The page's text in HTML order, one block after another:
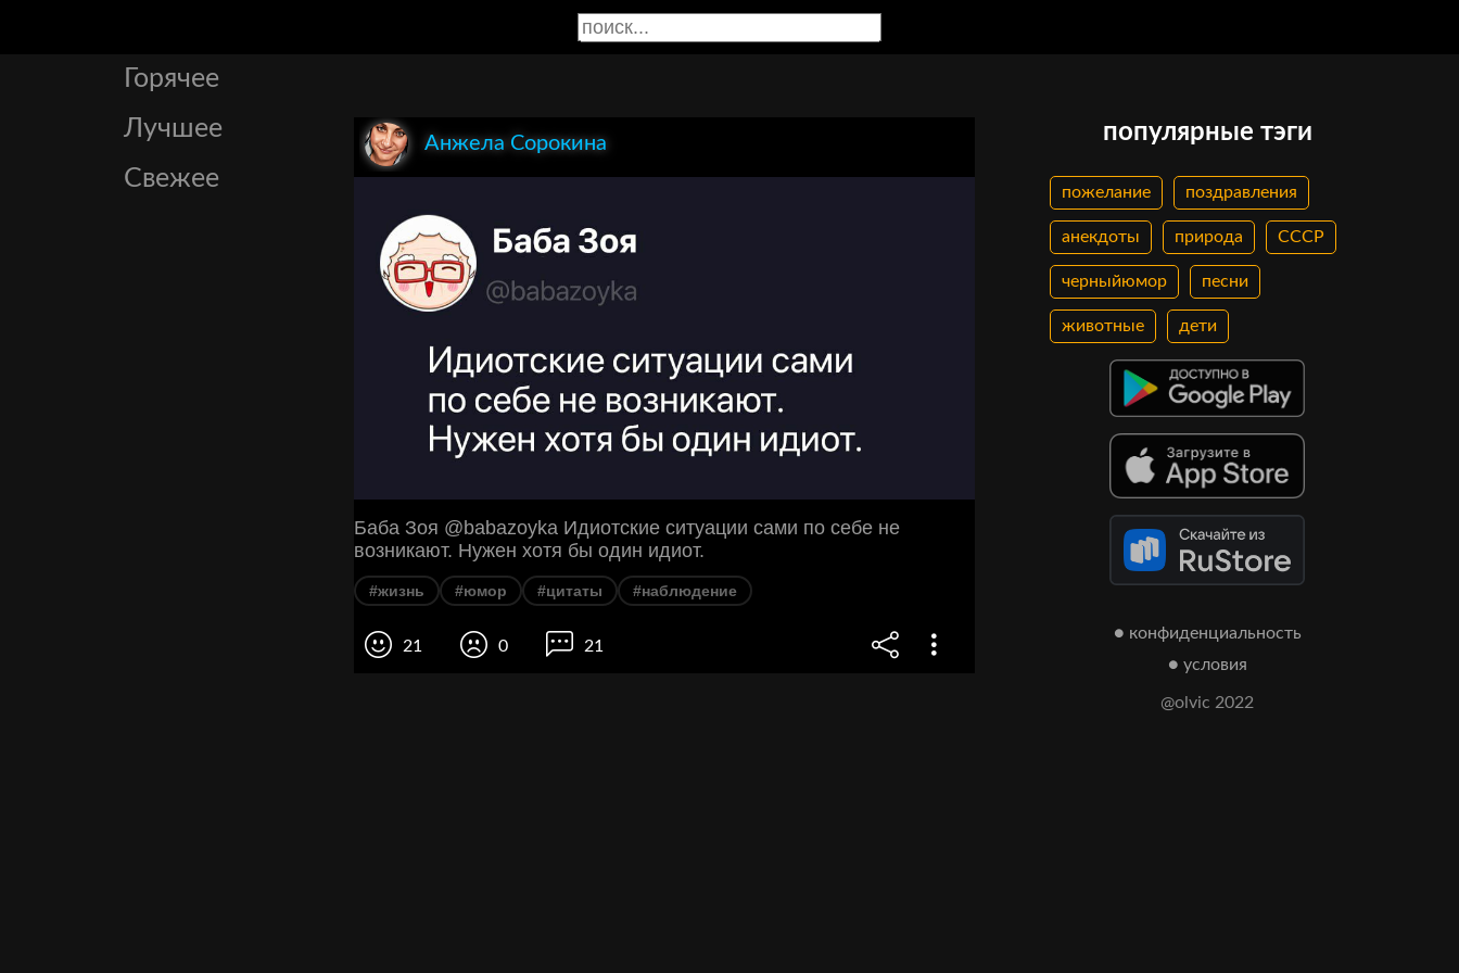
Горячее
Лучшее
Свежее
Анжела Сорокина
Баба Зоя @babazoyka Идиотские ситуации сами по себе не
возникают. Нужен хотя бы один идиот.
#жизнь #юмор #цитаты #наблюдение
21 0 21
популярные тэги
пожелание поздравления
анекдоты природа СССР
черныйюмор песни
животные дети
● конфиденциальность
● условия
@olvic 2022